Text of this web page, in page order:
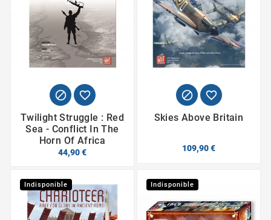
 
Twilight Struggle : Red
Sea - Conflict In The
Horn Of Africa
44,90 €
 
Skies Above Britain
109,90 €
Indisponible Indisponible